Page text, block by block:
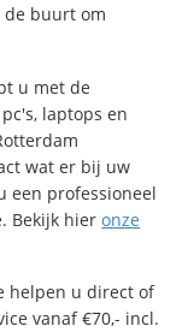
de buurt om
u met de
laptops en
wat er bij uw
een professioneel
Bekijk hieronze
helpen u direct of
vanaf €70,- incl.